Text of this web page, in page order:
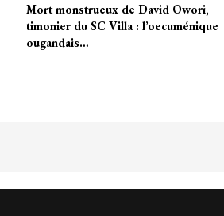
Mort monstrueux de David Owori,
timonier du SC Villa : l’oecuménique
ougandais…